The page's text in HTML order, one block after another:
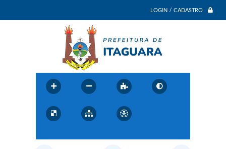
LOGIN / CADASTRO